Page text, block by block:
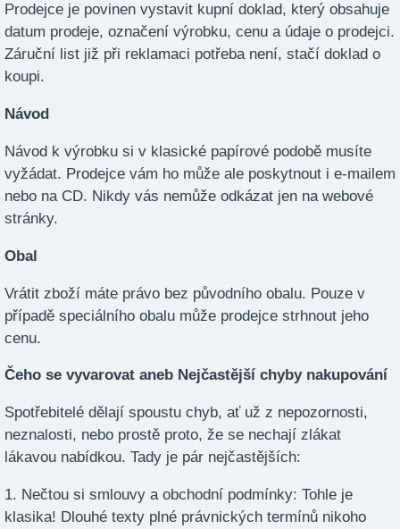
Prodejce je povinen vystavit kupní doklad, který obsahuje
datum prodeje, označení výrobku, cenu a údaje o prodejci.
Záruční list již při reklamaci potřeba není, stačí doklad o
koupi.
Návod
Návod k výrobku si v klasické papírové podobě musíte
vyžádat. Prodejce vám ho může ale poskytnout i e-mailem
nebo na CD. Nikdy vás nemůže odkázat jen na webové
stránky.
Obal
Vrátit zboží máte právo bez původního obalu. Pouze v
případě speciálního obalu může prodejce strhnout jeho
cenu.
Čeho se vyvarovat aneb Nejčastější chyby nakupování
Spotřebitelé dělají spoustu chyb, ať už z nepozornosti,
neznalosti, nebo prostě proto, že se nechají zlákat
lákavou nabídkou. Tady je pár nejčastějších:
1. Nečtou si smlouvy a obchodní podmínky: Tohle je
klasika! Dlouhé texty plné právnických termínů nikoho